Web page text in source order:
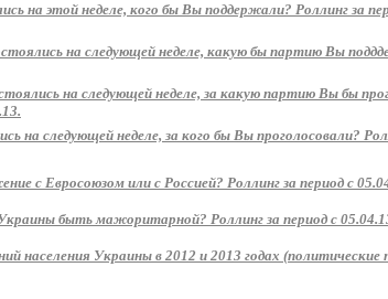
на этой неделе, кого бы Вы поддержали? Роллинг за
на следующей неделе, какую бы партию Вы
на следующей неделе, за какую партию Вы бы
на следующей неделе, за кого бы Вы проголосовали?
с Евросоюзом или с Россией? Роллинг за период с
быть мажоритарной? Роллинг за период с
населения Украины в 2012 и 2013 годах (политические